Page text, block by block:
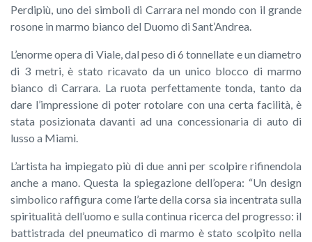
Perdipiù, uno dei simboli di Carrara nel mondo con il grande
rosone in marmo bianco del Duomo di Sant’Andrea.
L’enorme opera di Viale, dal peso di 6 tonnellate e un diametro
di 3 metri, è stato ricavato da un unico blocco di marmo
bianco di Carrara. La ruota perfettamente tonda, tanto da
dare l’impressione di poter rotolare con una certa facilità, è
stata posizionata davanti ad una concessionaria di auto di
lusso a Miami.
L’artista ha impiegato più di due anni per scolpire rifinendola
anche a mano. Questa la spiegazione dell’opera: “Un design
simbolico raffigura come l’arte della corsa sia incentrata sulla
spiritualità dell’uomo e sulla continua ricerca del progresso: il
battistrada del pneumatico di marmo è stato scolpito nella